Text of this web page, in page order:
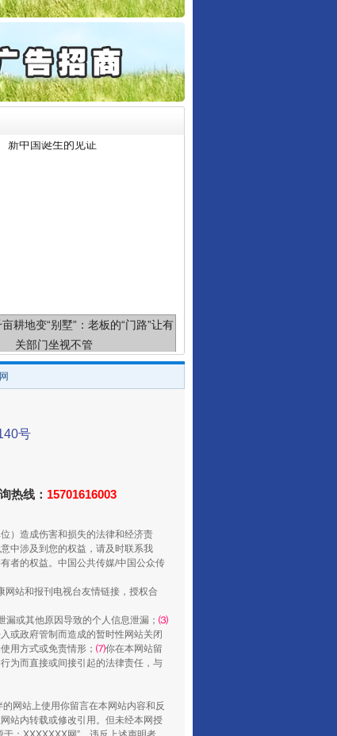
情 巡回调解促和..
得录用为公务员
后办书院暴力管教..
征集新型黑恶违法..
例对外贸易国家安全..
新中国诞生的见证
习近平的“航天情”
号
热线： 15701616003
）造成伤害和损失的法律和经济责
中涉及到您的权益，请及时联系我
者的权益。中国公共传媒/中国公众传
站和报刊电视台友情链接，授权合
漏或其他原因导致的个人信息泄漏； ⑶
或政府管制而造成的暂时性网站关闭
用方式或免责情形； ⑺你在本网站留
为而直接或间接引起的法律责任，与
网站上使用你留言在本网站内容和反
站内转载或修改引用。但未经本网授